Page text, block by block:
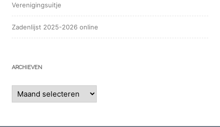
Verenigingsuitje
Zadenlijst 2025-2026 online
ARCHIEVEN